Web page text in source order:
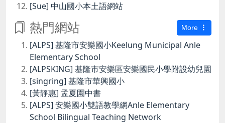
[Sue] 中山國小本土語網站
熱門網站 More
[ALPS] 基隆市安樂國小Keelung Municipal Anle
Elementary School
[ALPSKING] 基隆市安樂區安樂國民小學附設幼兒園
[singring] 基隆市華興國小
[黃靜惠] 孟夏園中書
[ALPS] 安樂國小雙語教學網Anle Elementary
School Bilingual Teaching Network